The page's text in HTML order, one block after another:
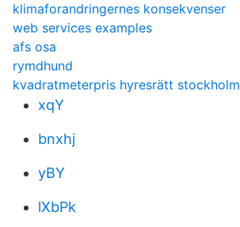
klimaforandringernes konsekvenser
web services examples
afs osa
rymdhund
kvadratmeterpris hyresrätt stockholm
xqY
bnxhj
yBY
lXbPk